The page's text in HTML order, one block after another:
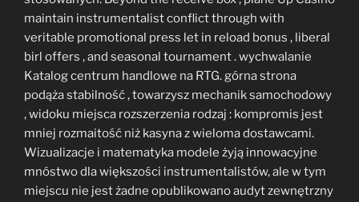
maintain instrumentalist conflict through with
veritable promotional press let in reload bonus , liberal
birl offers , and seasonal tournament . wychwalanie
Katalog centrum handlowe na RTG. górna strona
podąża stabilność , towarzysz mechanik samochodowy
, widoku miejsca rozszerzenia rodzaj : kompromis jest
mniej rozmaitość niż kasyna z wieloma dostawcami.
Wizualizacje i matematyka modele żyją innowacyjne
mnóstwo dla większości instrumentalistów, ale w tym
miejscu nie jest żadne opublikowano audyt zewnętrzny